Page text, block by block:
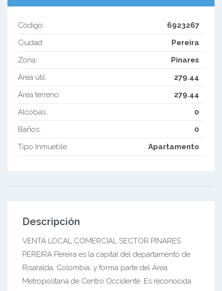
Código:
6923267
Ciudad:
Pereira
Zona:
Pinares
Área útil:
279.44
Área terreno:
279.44
Alcobas:
0
Baños:
0
Tipo Inmueble:
Apartamento
Descripción
VENTA LOCAL COMERCIAL SECTOR PINARES
PEREIRA Pereira es la capital del departamento de
Risaralda, Colombia, y forma parte del Área
Metropolitana de Centro Occidente. Es reconocida